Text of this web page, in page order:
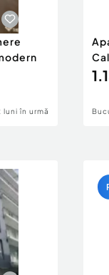
luni în urmă